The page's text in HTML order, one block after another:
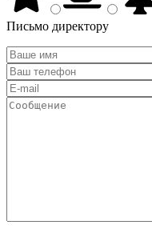
Письмо директору